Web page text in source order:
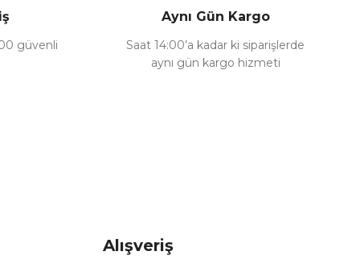
güvenli
Aynı Gün Kargo
Saat 14:00’a kadar ki siparişlerde
aynı gün kargo hizmeti
Alışveriş